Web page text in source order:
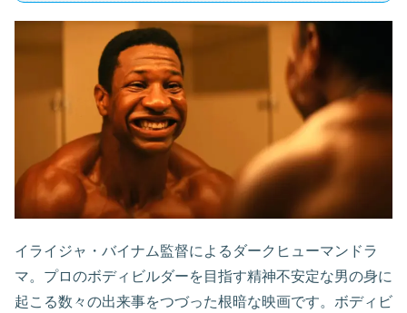
イライジャ・バイナム監督によるダークヒューマンドラ
マ。プロのボディビルダーを目指す精神不安定な男の身に
起こる数々の出来事をつづった根暗な映画です。ボディビ